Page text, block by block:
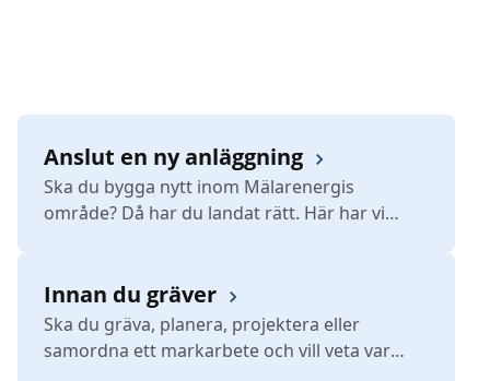
Anslut en ny anläggning
Ska du bygga nytt inom Mälarenergis
område? Då har du landat rätt. Här har vi
och etableringar till dig som är entreprenörer.
Innan du gräver
Ska du gräva, planera, projektera eller
samordna ett markarbete och vill veta var